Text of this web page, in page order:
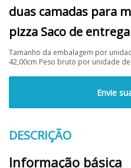
duas camadas para
pizza Saco de
Tamanho da embalagem por
42,00cm Peso bruto por unidade
Envie
DESCRIÇÃO
Informação básica